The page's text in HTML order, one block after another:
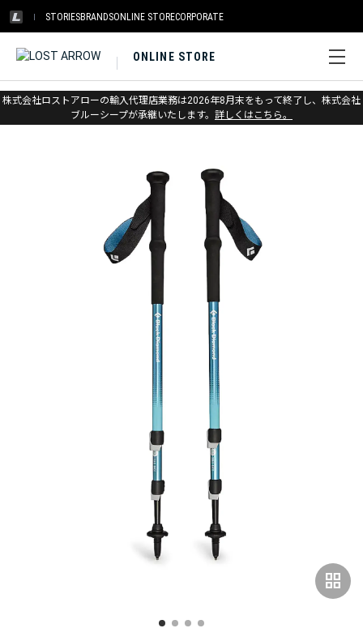
STORIESBRANDSONLINE STORECORPORATE
ONLINE STORE
株式会社ロストアローの輸入代理店業務は2026年8月末をもって終了し、株式会社
ブルーシープが承継いたします。 詳しくはこちら。
ホーム > ブラックダイヤモンド > トレッキングポール > ポール本体
grid_view